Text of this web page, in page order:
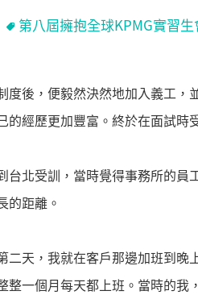
第八屆擁抱全球KPMG實習
度後，便毅然決然地加入義工
的經歷更加豐富。終於在面試
台北受訓，當時覺得事務所的
的距離。
二天，我就在客戶那邊加班到
整一個月每天都上班。當時的